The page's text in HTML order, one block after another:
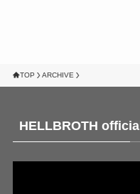
TOP ARCHIVE
HELLBROTH